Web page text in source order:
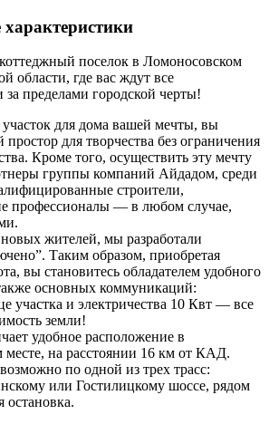
характеристики
поселок в Ломоносовском
области, где вас ждут все
пределами городской черты!
для дома вашей мечты, вы
для творчества без ограничения
Кроме того, осуществить эту мечту
группы компаний Айдадом, среди
строители,
профессионалы — в любом случае,
жителей, мы разработали
Таким образом, приобретая
вы становитесь обладателем удобного
основных коммуникаций:
участка и электричества 10 Квт — все
земли!
удобное расположение в
месте, на расстоянии 16 км от КАД.
по одной из трех трасс:
или Гостилицкому шоссе, рядом
остановка.